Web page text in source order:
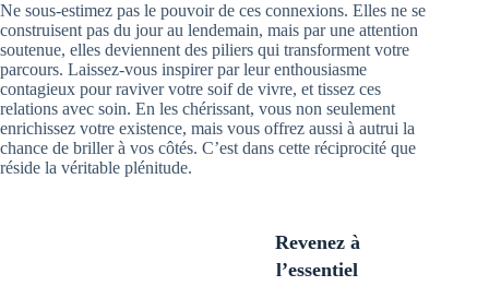
Ne sous-estimez pas le pouvoir de ces connexions. Elles ne se
construisent pas du jour au lendemain, mais par une attention
soutenue, elles deviennent des piliers qui transforment votre
parcours. Laissez-vous inspirer par leur enthousiasme
contagieux pour raviver votre soif de vivre, et tissez ces
relations avec soin. En les chérissant, vous non seulement
enrichissez votre existence, mais vous offrez aussi à autrui la
chance de briller à vos côtés. C’est dans cette réciprocité que
réside la véritable plénitude.
Revenez à
l’essentiel